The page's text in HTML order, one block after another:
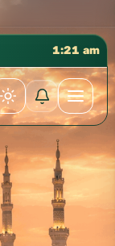
1:21 am